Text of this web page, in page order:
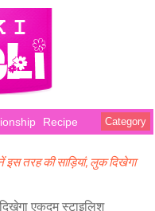
Recipe Category
इस तरह की साड़ियां, लुक दिखेगा